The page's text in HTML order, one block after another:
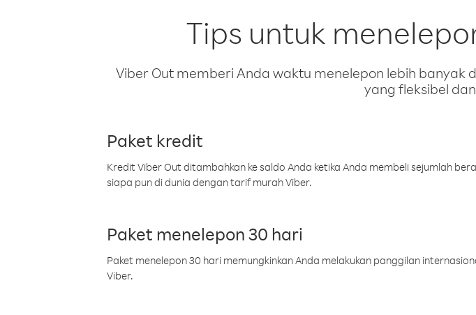
Tips untuk
Viber Out memberi Anda waktu menelepon lebih banyak
yang fleksibel
Paket kredit
Kredit Viber Out ditambahkan ke saldo Anda ketika Anda membeli sejumlah
siapa pun di dunia dengan tarif murah Viber.
Paket menelepon 30 hari
Paket menelepon 30 hari memungkinkan Anda melakukan panggilan
Viber.